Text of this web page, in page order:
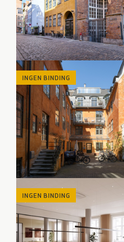
INGEN BINDING
INGEN BINDING